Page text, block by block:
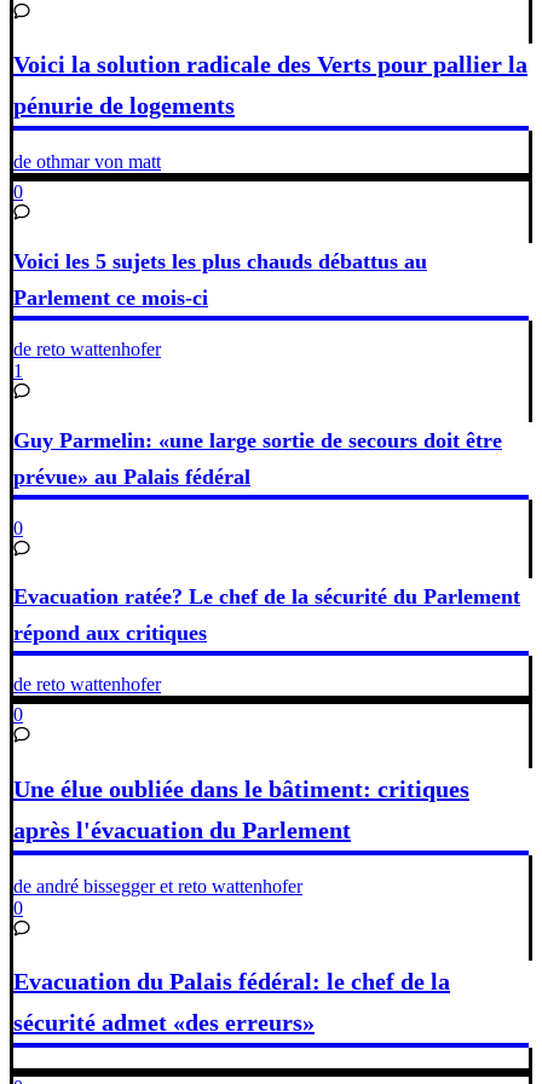
Voici la solution radicale des Verts pour pallier la
pénurie de logements
de othmar von matt
0
Voici les 5 sujets les plus chauds débattus au
Parlement ce mois-ci
de reto wattenhofer
1
Guy Parmelin: «une large sortie de secours doit être
prévue» au Palais fédéral
0
Evacuation ratée? Le chef de la sécurité du Parlement
répond aux critiques
de reto wattenhofer
0
Une élue oubliée dans le bâtiment: critiques
après l'évacuation du Parlement
de andré bissegger et reto wattenhofer
0
Evacuation du Palais fédéral: le chef de la
sécurité admet «des erreurs»